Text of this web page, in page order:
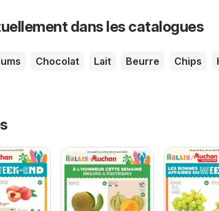
dans les catalogues
Chocolat Lait Beurre Chips